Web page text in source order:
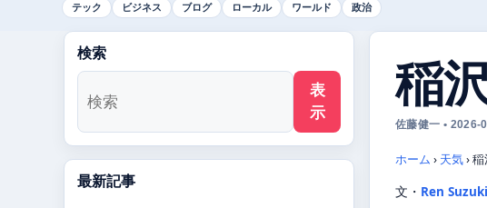
テック ビジネス ブログ ローカル ワールド 政治
稲
佐藤健一 • 2026-
ホーム › 天気›稲
文・ Ren Suzuki
検索
表
示
最新記事